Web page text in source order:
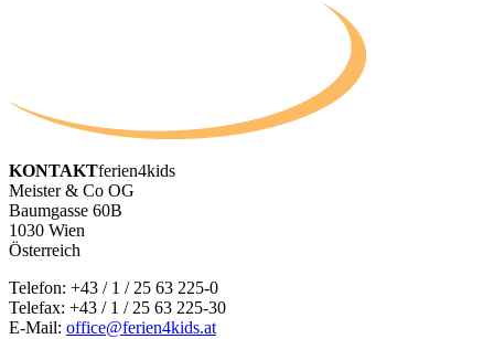
KONTAKTferien4kids
Meister & Co OG
Baumgasse 60B
1030 Wien
Österreich
Telefon: +43 / 1 / 25 63 225-0
Telefax: +43 / 1 / 25 63 225-30
E-Mail: office@ferien4kids.at